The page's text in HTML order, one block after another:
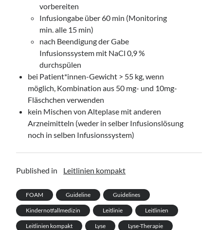
vorbereiten
Infusiongabe über 60 min (Monitoring
min. alle 15 min)
nach Beendigung der Gabe
Infusionssystem mit NaCl 0,9 %
durchspülen
bei Patient*innen-Gewicht > 55 kg, wenn
möglich, Kombination aus 50 mg- und 10mg-
Fläschchen verwenden
kein Mischen von Alteplase mit anderen
Arzneimitteln (weder in selber Infusionslösung
noch in selben Infusionssystem)
Published in Leitlinien kompakt
FOAM Guideline Guidelines
Kindernotfallmedizin Leitlinie Leitlinien
Leitlinien kompakt Lyse Lyse-Therapie